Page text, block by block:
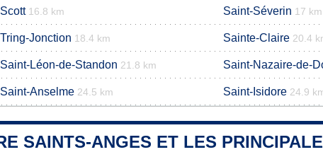
Scott 16.8 km Saint-Séverin 17 km
Tring-Jonction 18.4 km Sainte-Claire 20.4
Saint-Léon-de-Standon 21.8 km Saint-Nazaire-de-
Saint-Anselme 24.5 km Saint-Isidore 24.9
SAINTS-ANGES ET LES